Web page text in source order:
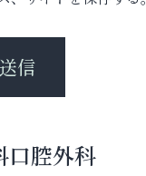
口腔外科